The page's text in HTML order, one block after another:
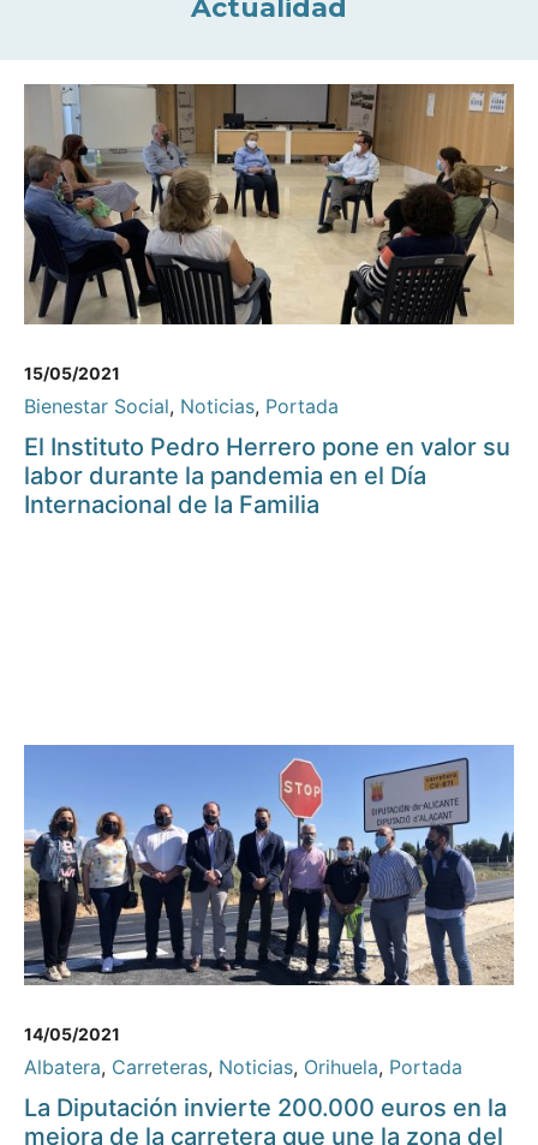
Actualidad
15/05/2021
Bienestar Social, Noticias, Portada
El Instituto Pedro Herrero pone en valor su
labor durante la pandemia en el Día
Internacional de la Familia
14/05/2021
Albatera, Carreteras, Noticias, Orihuela, Portada
La Diputación invierte 200.000 euros en la
mejora de la carretera que une la zona del